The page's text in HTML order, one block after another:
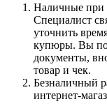
Наличные при
Специалист
уточнить
купюры. Вы
документы,
товар и чек.
Безналичный
интернет-